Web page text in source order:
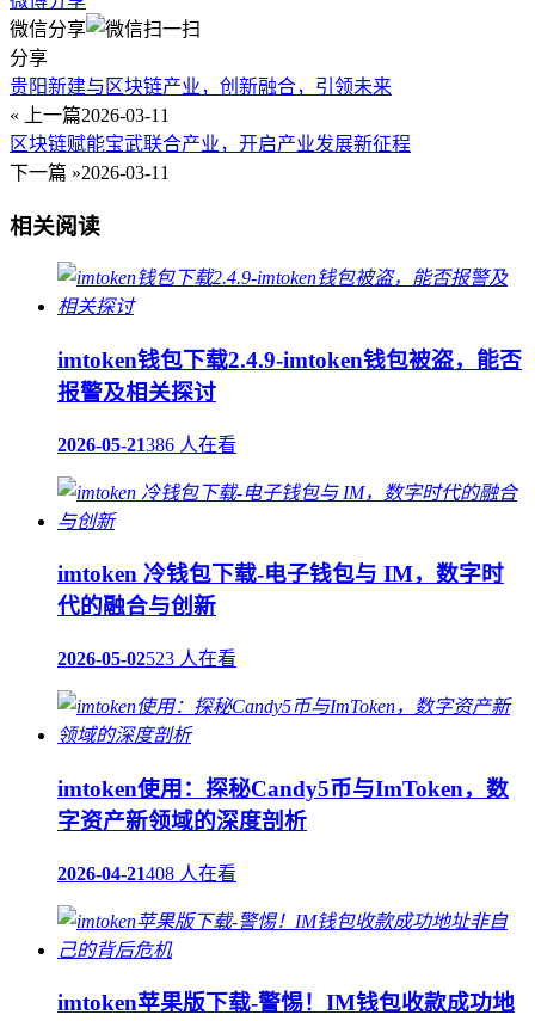
微信分享
分享
贵阳新建与区块链产业，创新融合，引领未来
« 上一篇2026-03-11
区块链赋能宝武联合产业，开启产业发展新征程
下一篇 »2026-03-11
相关阅读
imtoken钱包下载2.4.9-imtoken钱包被盗，能否
报警及相关探讨
2026-05-21386 人在看
imtoken 冷钱包下载-电子钱包与 IM，数字时
代的融合与创新
2026-05-02523 人在看
imtoken使用：探秘Candy5币与ImToken，数
字资产新领域的深度剖析
2026-04-21408 人在看
imtoken苹果版下载-警惕！IM钱包收款成功地